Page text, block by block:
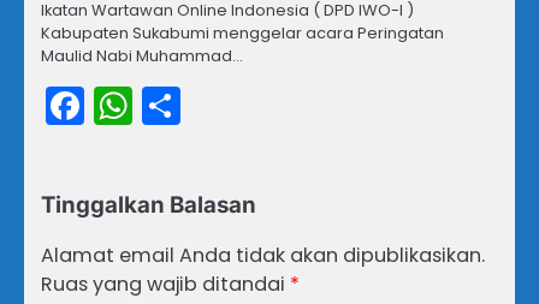
Ikatan Wartawan Online Indonesia ( DPD IWO-I )
Kabupaten Sukabumi menggelar acara Peringatan
Maulid Nabi Muhammad…
Facebook
WhatsApp
Tinggalkan Balasan
Alamat email Anda tidak akan dipublikasikan.
Ruas yang wajib ditandai *